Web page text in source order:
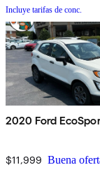
Incluye tarifas de conc.
2020 Ford
$11,999 Buena